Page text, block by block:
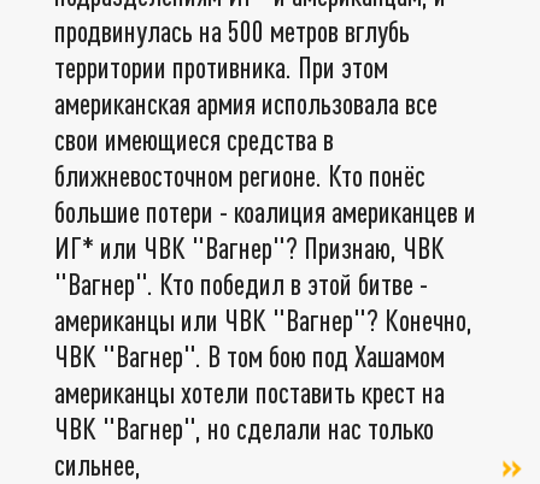
продвинулась на 500 метров вглубь
территории противника. При этом
американская армия использовала все
свои имеющиеся средства в
ближневосточном регионе. Кто понёс
большие потери - коалиция американцев и
ИГ* или ЧВК "Вагнер"? Признаю, ЧВК
"Вагнер". Кто победил в этой битве -
американцы или ЧВК "Вагнер"? Конечно,
ЧВК "Вагнер". В том бою под Хашамом
американцы хотели поставить крест на
ЧВК "Вагнер", но сделали нас только
сильнее,